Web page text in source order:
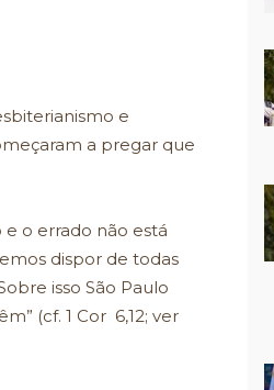
e
a pregar que
o errado não está
dispor de todas
isso São Paulo
(cf. 1 Cor 6,12; ver